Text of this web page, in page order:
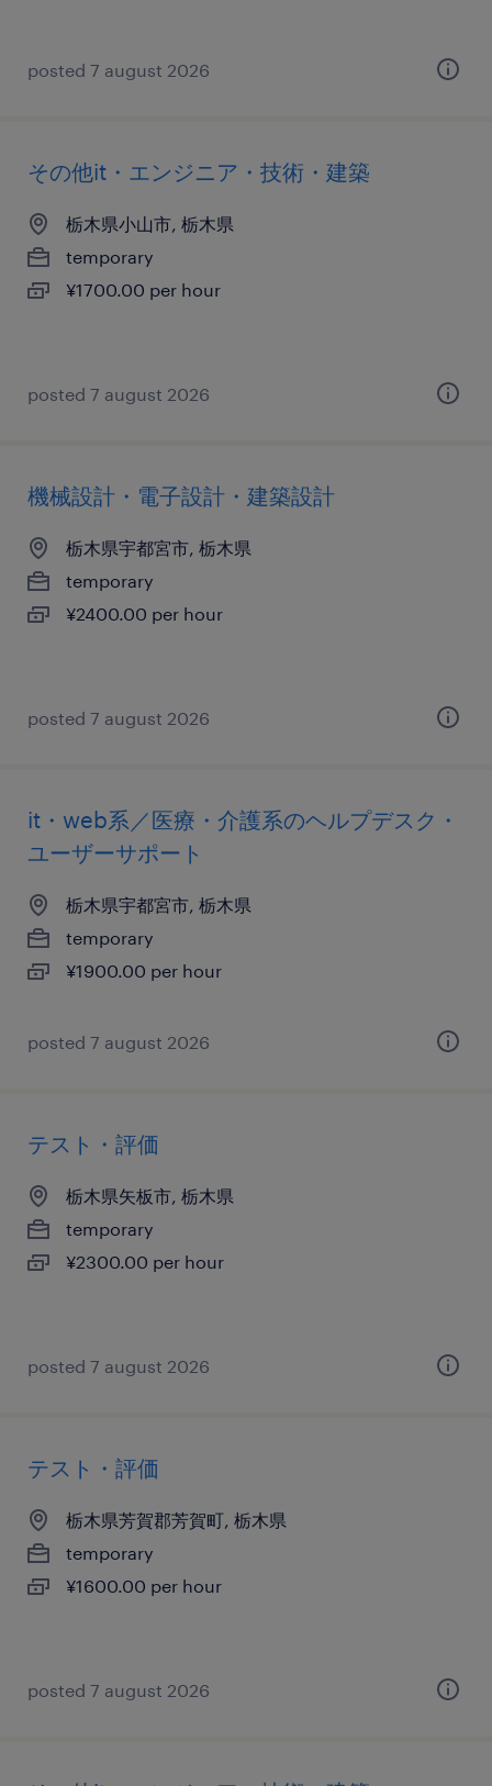
posted 7 august 2026
その他it・エンジニア・技術・建築
栃木県小山市, 栃木県
temporary
¥1700.00 per hour
posted 7 august 2026
機械設計・電子設計・建築設計
栃木県宇都宮市, 栃木県
temporary
¥2400.00 per hour
posted 7 august 2026
it・web系／医療・介護系のヘルプデスク・
ユーザーサポート
栃木県宇都宮市, 栃木県
temporary
¥1900.00 per hour
posted 7 august 2026
テスト・評価
栃木県矢板市, 栃木県
temporary
¥2300.00 per hour
posted 7 august 2026
テスト・評価
栃木県芳賀郡芳賀町, 栃木県
temporary
¥1600.00 per hour
posted 7 august 2026